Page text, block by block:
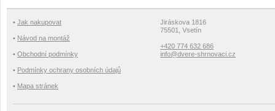
• Jak nakupovat
• Návod na montáž
• Obchodní podmínky
• Podmínky ochrany osobních údajů
• Mapa stránek
Jiráskova 1816
75501, Vsetín
+420 774 632 686
info@dvere-shrnovaci.cz